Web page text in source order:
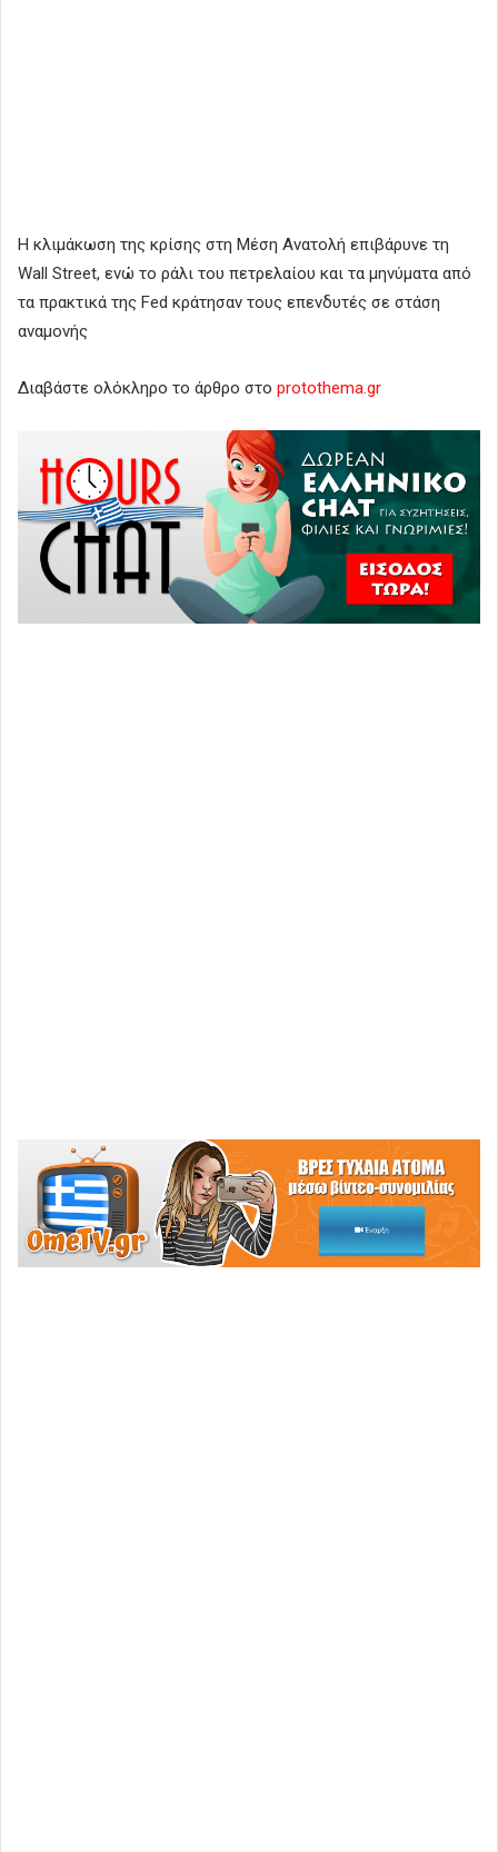
Η κλιμάκωση της κρίσης στη Μέση Ανατολή επιβάρυνε τη
Wall Street, ενώ το ράλι του πετρελαίου και τα μηνύματα από
τα πρακτικά της Fed κράτησαν τους επενδυτές σε στάση
αναμονής
Διαβάστε ολόκληρο το άρθρο στο protothema.gr